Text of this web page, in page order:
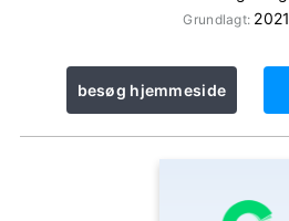
Grundlagt: 2021
besøg hjemmeside